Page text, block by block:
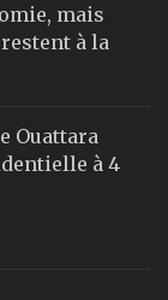
mais
à la
Ouattara
à 4